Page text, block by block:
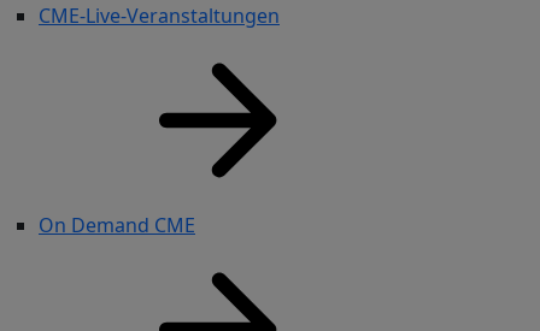
CME-Live-Veranstaltungen
On Demand CME